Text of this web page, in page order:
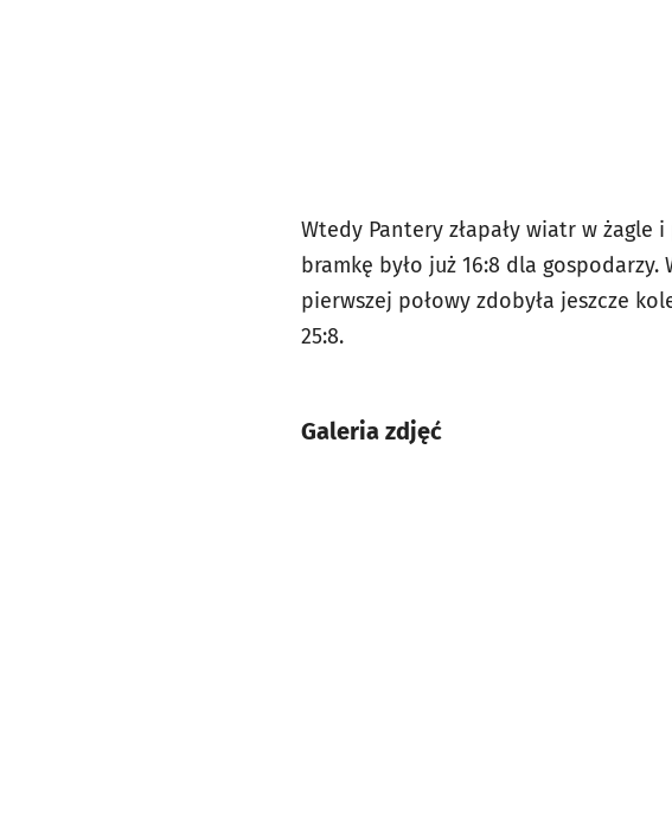
Wtedy Pantery złapały wiatr w
bramkę było już 16:8 dla
pierwszej połowy zdobyła jeszcze
25:8.
Galeria zdjęć